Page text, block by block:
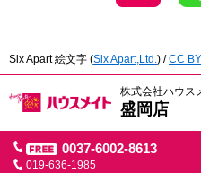
Six Apart 絵文字 (Six Apart,Ltd.) /CC
株式会社ハウス
盛岡店
0037-6002-8613
019-636-1985